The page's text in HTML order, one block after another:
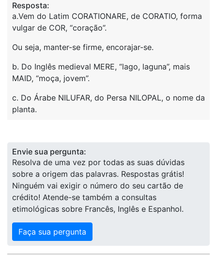
Resposta:
a.Vem do Latim CORATIONARE, de CORATIO, forma
vulgar de COR, “coração”.
Ou seja, manter-se firme, encorajar-se.
b. Do Inglês medieval MERE, “lago, laguna”, mais
MAID, “moça, jovem”.
c. Do Árabe NILUFAR, do Persa NILOPAL, o nome da
planta.
Envie sua pergunta:
Resolva de uma vez por todas as suas dúvidas
sobre a origem das palavras. Respostas grátis!
Ninguém vai exigir o número do seu cartão de
crédito! Atende-se também a consultas
etimológicas sobre Francês, Inglês e Espanhol.
Faça sua pergunta